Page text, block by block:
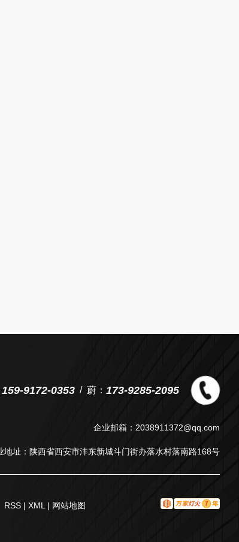
159-9172-0353 蔚： 173-9285-2095
企业邮箱：2038911372@qq.com
地址：陕西省西安市沣东新城斗门街办落水村落南路168号
RSS | XML | 网站地图